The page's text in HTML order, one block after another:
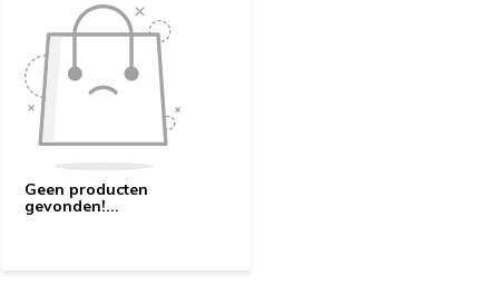
Geen producten
gevonden!...